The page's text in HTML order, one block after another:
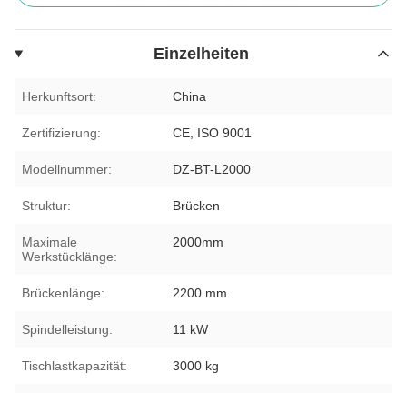
Einzelheiten
Herkunftsort: China
Zertifizierung: CE, ISO 9001
Modellnummer: DZ-BT-L2000
Struktur: Brücken
Maximale
Werkstücklänge:
2000mm
Brückenlänge: 2200 mm
Spindelleistung: 11 kW
Tischlastkapazität: 3000 kg